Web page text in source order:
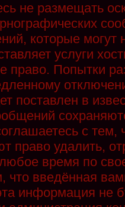
не размещать
которые
услуги
право. Попытки
поставлен в
с
право удалить,
время по
что введённая
информация не